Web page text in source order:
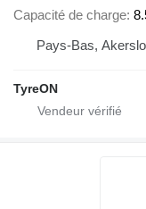
Capacité de charge
Pays-Bas,
TyreON